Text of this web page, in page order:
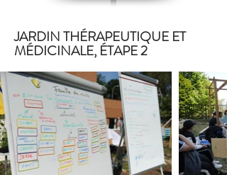
JARDIN THÉRAPEUTIQUE ET
MÉDICINALE, ÉTAPE 2